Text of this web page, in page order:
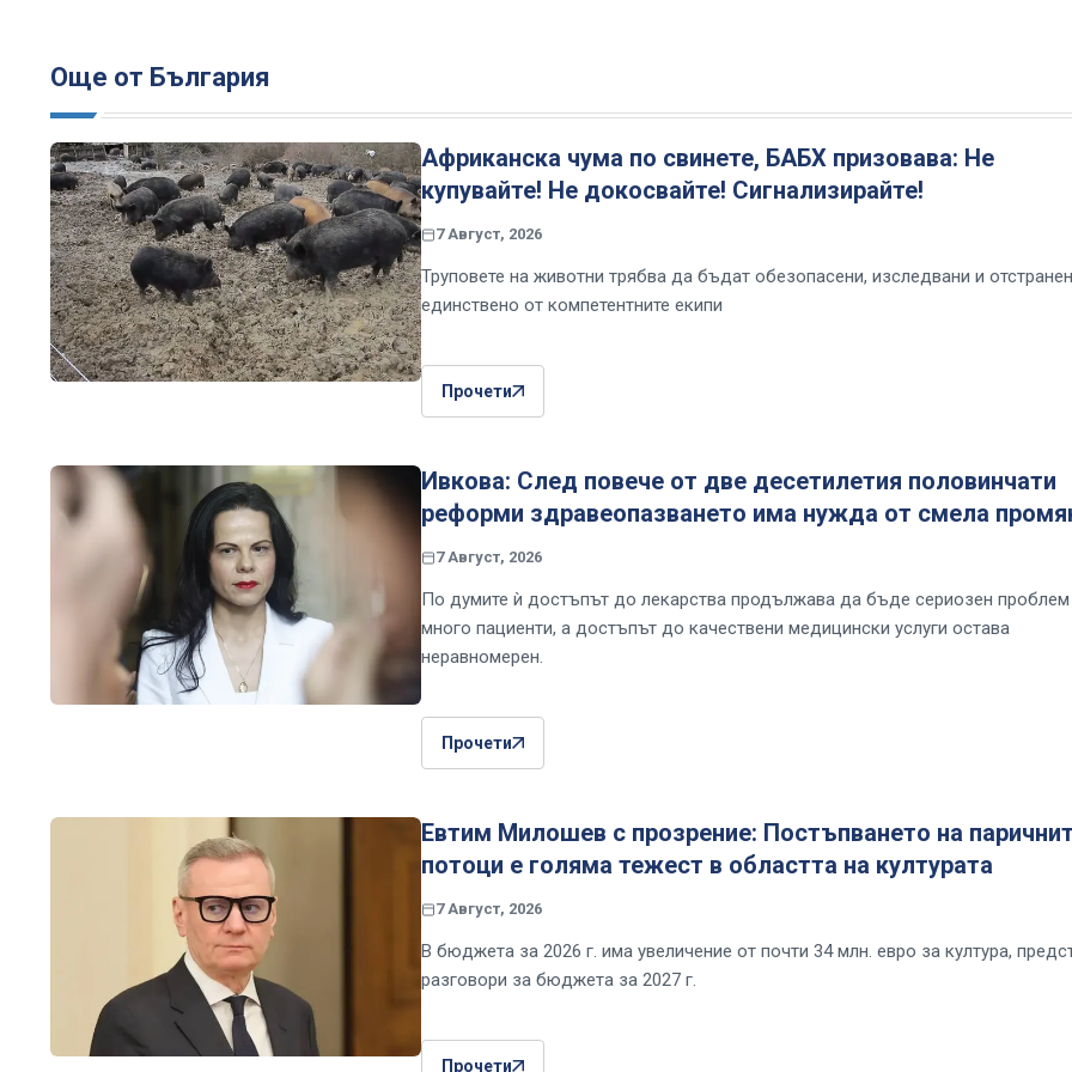
Още от България
Африканска чума по свинете, БАБХ призовава: Не
купувайте! Не докосвайте! Сигнализирайте!
7 Август, 2026
Труповете на животни трябва да бъдат обезопасени, изследвани и
единствено от компетентните екипи
Прочети
Ивкова: След повече от две десетилетия половинчати
реформи здравеопазването има нужда от смела
7 Август, 2026
По думите ѝ достъпът до лекарства продължава да бъде сериозен проблем
много пациенти, а достъпът до качествени медицински услуги остава
неравномерен.
Прочети
Евтим Милошев с прозрение: Постъпването на
потоци е голяма тежест в областта на културата
7 Август, 2026
В бюджета за 2026 г. има увеличение от почти 34 млн. евро за култура,
разговори за бюджета за 2027 г.
Прочети